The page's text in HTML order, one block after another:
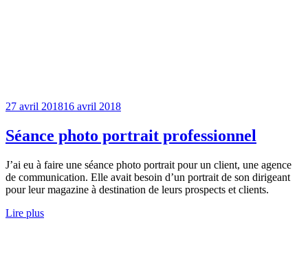
27 avril 201816 avril 2018
Séance photo portrait professionnel
J’ai eu à faire une séance photo portrait pour un client, une agence
de communication. Elle avait besoin d’un portrait de son dirigeant
pour leur magazine à destination de leurs prospects et clients.
Lire plus